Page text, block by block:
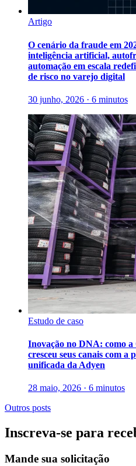
Artigo
O cenário da fraude em
inteligência artificial,
automação em escala
de risco no varejo digital
30 junho, 2026 · 6 minutos
Estudo de caso
Inovação no DNA: como
cresceu seus canais com a
unificada da Adyen
28 maio, 2026 · 6 minutos
Outros posts
Inscreva-se para
Mande sua solicitação